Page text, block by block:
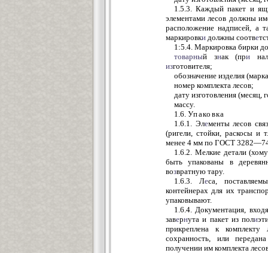
1.5.3. Каждый пакет и
элементами лесов должны
расположение надписей, а
маркировки должны соотве
1:5.4. Маркировка бирки
товарный знак (при
изготовителя;
обозначение изделия
номер комплекта лесов;
дату изготовления (месяц,
массу.
1.6. Упаковка
1.6.1. Элементы лесов
(ригели, стойки, раскосы и
менее 4 мм по ГОСТ 3282—74
1.6.2. Мелкие детали
быть упакованы в
возвратную тару.
1.6.3. Леса,
контейнерах для их
упаковывают.
1.6.4. Документация,
завернута и пакет из поли
прикреплена к комплекту
сохранность, или
получении им комплекта